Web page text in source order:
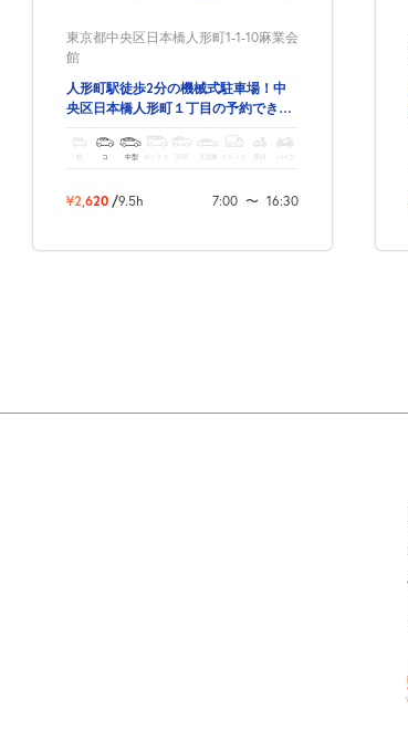
東京都中央区日本橋人形町1-1-10麻業会
館
人形町駅徒歩2分の機械式駐車場！中
央区日本橋人形町１丁目の予約できる
コ 中型 ボックス SUV トラック バイク
¥2,620 /9.5h 7:00 〜 16:30